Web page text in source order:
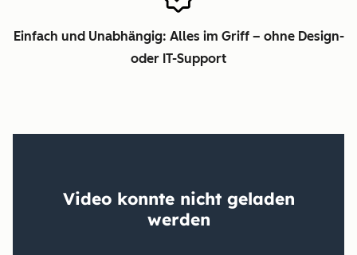
Einfach und Unabhängig: Alles im Griff – ohne Design-
oder IT-Support